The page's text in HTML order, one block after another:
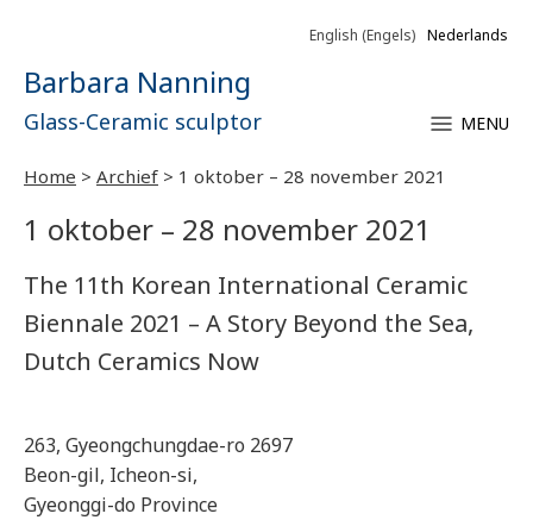
Barbara Nanning
Glass-Ceramic sculptor
English (Engels) Nederlands
MENU
Home > Archief > 1 oktober – 28 november 2021
1 oktober – 28 november 2021
The 11th Korean International Ceramic
Biennale 2021 – A Story Beyond the Sea,
Dutch Ceramics Now
263, Gyeongchungdae-ro 2697
Beon-gil, Icheon-si,
Gyeonggi-do Province